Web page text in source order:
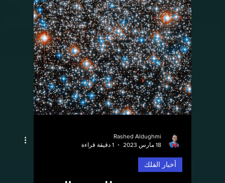
بشركة أكسيوم سبيس
أعلنت حكومة المملكة العربية السعودية عن
الرواد اللذين سيطيران إلى محطة الفضاء الدولية
في رحلة فضائية خاصة من خلال شركة أكسيوم
سبيس في...